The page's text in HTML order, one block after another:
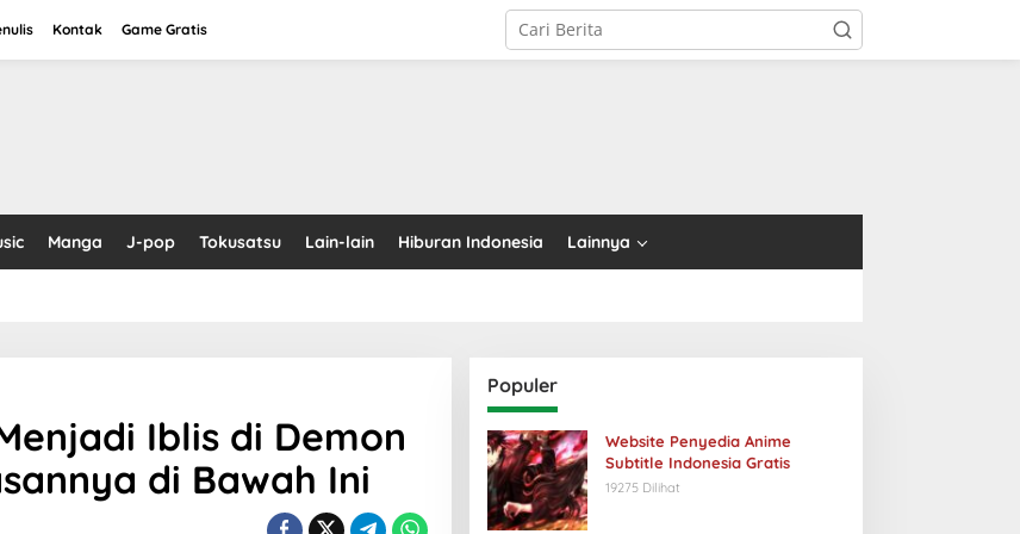
Kontak Game Gratis
Manga J-pop Tokusatsu Lain-lain Hiburan Indonesia Lainnya
Iblis di Demon
di Bawah Ini
Populer
Website Penyedia Anime
Subtitle Indonesia Gratis
19275 Dilihat